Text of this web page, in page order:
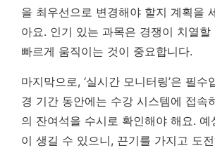
을 최우선으로 변경해야 할지 계획을
아요. 인기 있는 과목은 경쟁이 치열할
빠르게 움직이는 것이 중요합니다.
마지막으로, ‘실시간 모니터링’은 필수
경 기간 동안에는 수강 시스템에 접속
의 잔여석을 수시로 확인해야 해요. 예
이 생길 수 있으니, 끈기를 가지고 도